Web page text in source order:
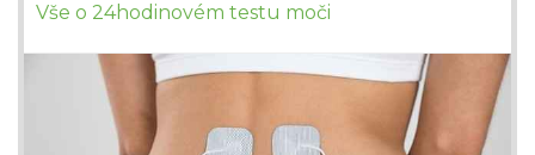
Vše o 24hodinovém testu moči